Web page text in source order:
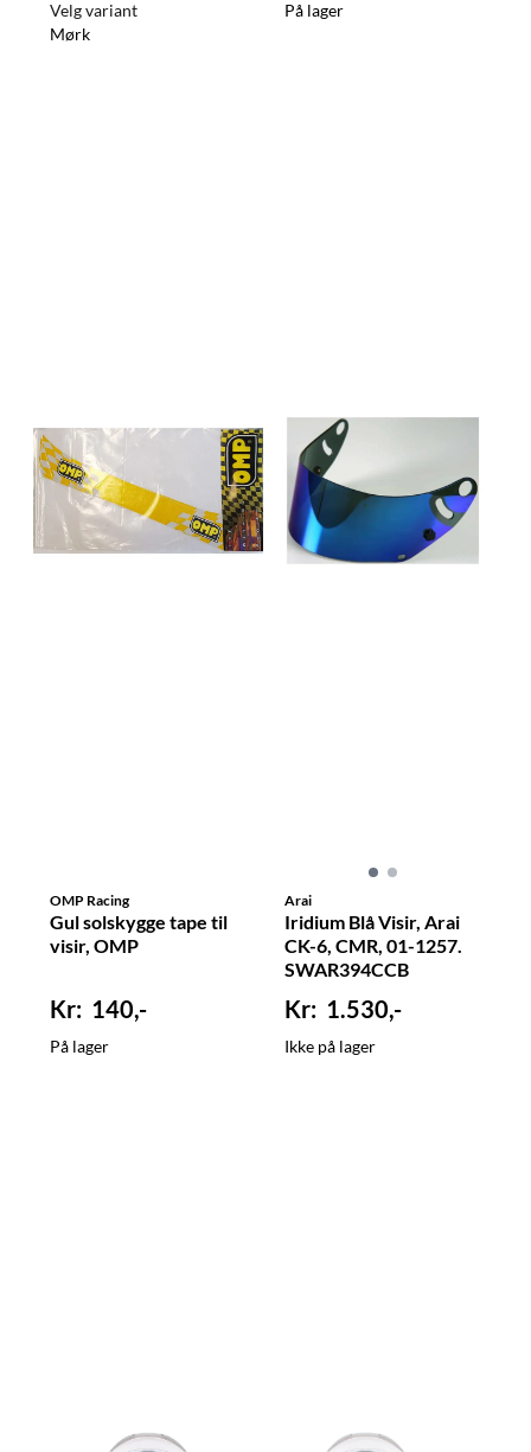
Velg variant
Mørk
På lager
OMP Racing
Gul solskygge tape til
visir, OMP
140,-
På lager
Arai
Iridium Blå Visir, Arai
CK-6, CMR, 01-1257.
SWAR394CCB
1.530,-
Ikke på lager